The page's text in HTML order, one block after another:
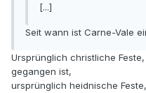
[...]
Seit wann ist Carne-Vale
Ursprünglich christliche
gegangen ist,
ursprünglich heidnische